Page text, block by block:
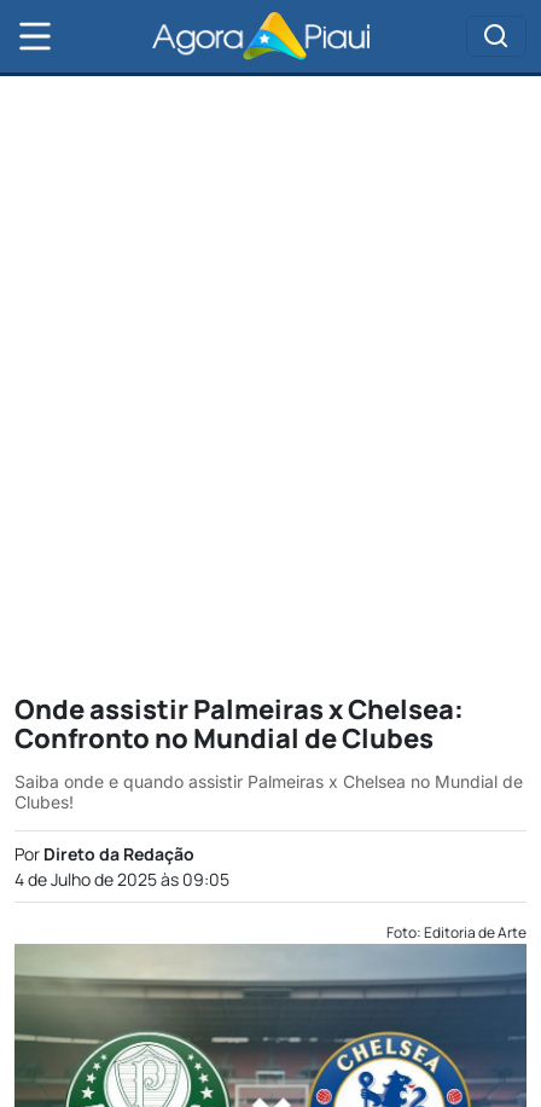
Onde assistir Palmeiras x Chelsea:
Confronto no Mundial de Clubes
Saiba onde e quando assistir Palmeiras x Chelsea no Mundial de
Clubes!
Por Direto da Redação
4 de Julho de 2025 às 09:05
Foto: Editoria de Arte